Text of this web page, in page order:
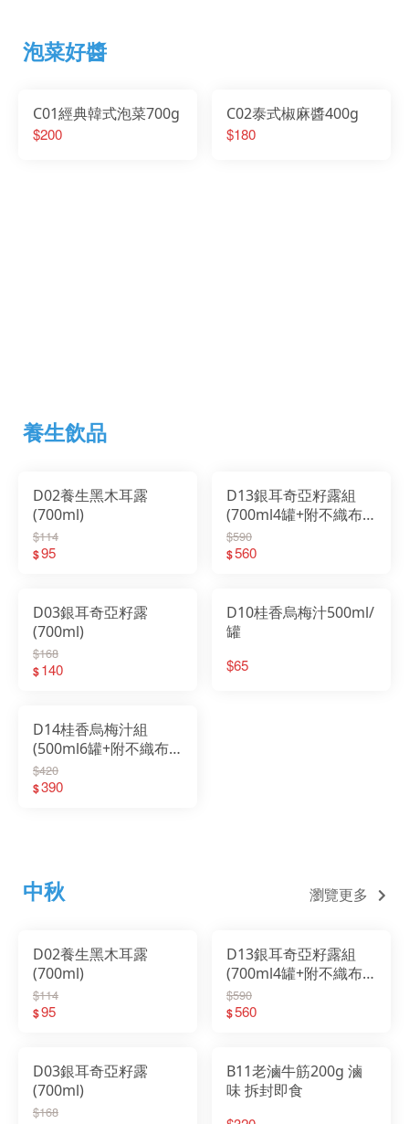
泡菜好醬
C01經典韓式泡菜700g
$200
C02泰式椒麻醬400g
$180
養生飲品
D02養生黑木耳露
(700ml)
$114
$95
D13銀耳奇亞籽露組
(700ml4罐+附不織布
袋)
$590
$560
D03銀耳奇亞籽露
(700ml)
$168
$140
D10桂香烏梅汁500ml/
罐
$65
D14桂香烏梅汁組
(500ml6罐+附不織布
袋)
$420
$390
中秋 瀏覽更多
D02養生黑木耳露
(700ml)
$114
$95
D13銀耳奇亞籽露組
(700ml4罐+附不織布
袋)
$590
$560
D03銀耳奇亞籽露
(700ml)
$168
B11老滷牛筋200g 滷
味 拆封即食